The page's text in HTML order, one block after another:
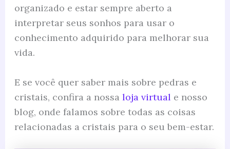
organizado e estar sempre aberto a
interpretar seus sonhos para usar o
conhecimento adquirido para melhorar sua
vida.
E se você quer saber mais sobre pedras e
cristais, confira a nossa loja virtual e nosso
blog, onde falamos sobre todas as coisas
relacionadas a cristais para o seu bem-estar.